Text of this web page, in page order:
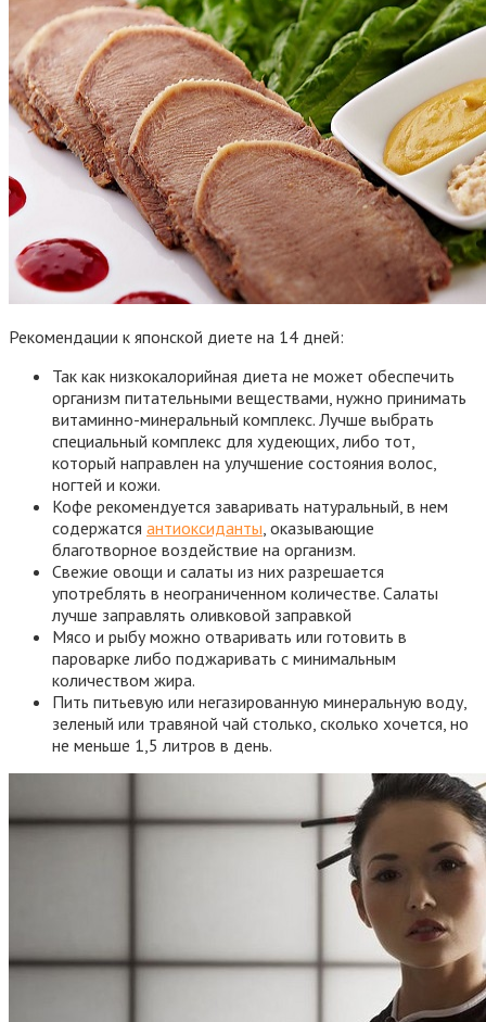
Рекомендации к японской диете на 14 дней:
Так как низкокалорийная диета не может обеспечить
организм питательными веществами, нужно принимать
витаминно-минеральный комплекс. Лучше выбрать
специальный комплекс для худеющих, либо тот,
который направлен на улучшение состояния волос,
ногтей и кожи.
Кофе рекомендуется заваривать натуральный, в нем
содержатся антиоксиданты, оказывающие
благотворное воздействие на организм.
Свежие овощи и салаты из них разрешается
употреблять в неограниченном количестве. Салаты
лучше заправлять оливковой заправкой
Мясо и рыбу можно отваривать или готовить в
пароварке либо поджаривать с минимальным
количеством жира.
Пить питьевую или негазированную минеральную воду,
зеленый или травяной чай столько, сколько хочется, но
не меньше 1,5 литров в день.